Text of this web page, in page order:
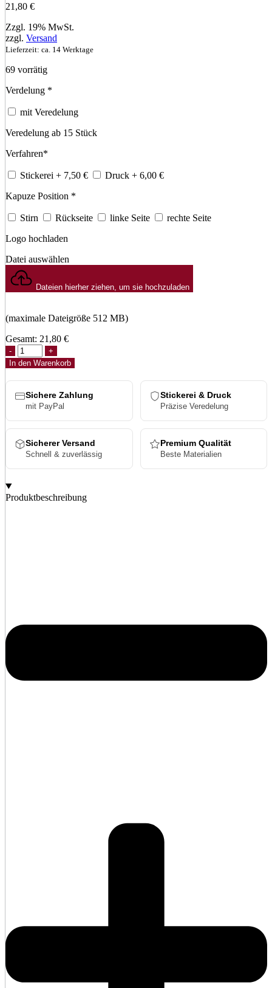
21,80 €
Zzgl. 19% MwSt.
zzgl. Versand
Lieferzeit: ca. 14 Werktage
69 vorrätig
Verdelung *
mit Veredelung
Veredelung ab 15 Stück
Verfahren*
Stickerei + 7,50 € Druck + 6,00 €
Kapuze Position *
Stirn Rückseite linke Seite
rechte Seite
Logo hochladen
Datei auswählen
Dateien hierher ziehen, um sie hochzuladen
(maximale Dateigröße 512 MB)
Gesamt: 21,80 €
110
Melange
Mix
Cap
Menge
In den Warenkorb
Sichere Zahlung
mit PayPal
Stickerei & Druck
Präzise Veredelung
Sicherer Versand
Schnell & zuverlässig
Premium Qualität
Beste Materialien
Produktbeschreibung